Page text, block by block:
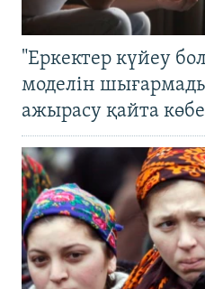
"Еркектер күйеу
моделін
ажырасу қайта